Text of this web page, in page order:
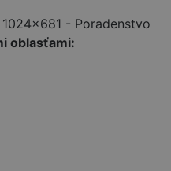
oblasťami: